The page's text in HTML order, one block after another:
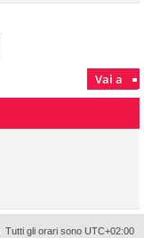
Vai a
Tutti gli orari sono UTC+02:00